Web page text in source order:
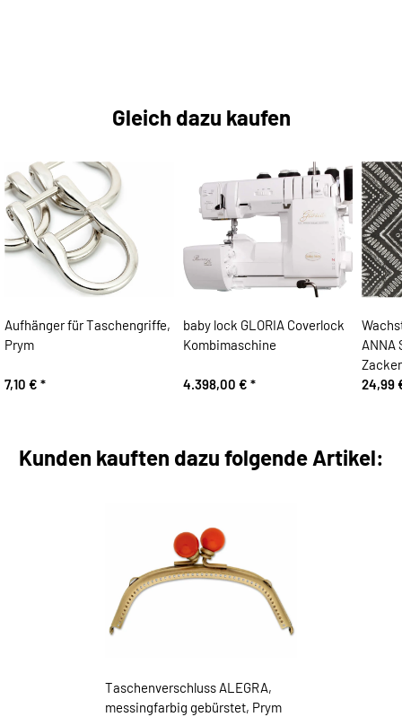
Gleich dazu kaufen
Aufhänger für Taschengriffe,
Prym
7,10 € *
baby lock GLORIA Coverlock
Kombimaschine
4.398,00 € *
ANNA
24,99
Kunden kauften dazu folgende Artikel:
Taschenverschluss ALEGRA,
messingfarbig gebürstet, Prym